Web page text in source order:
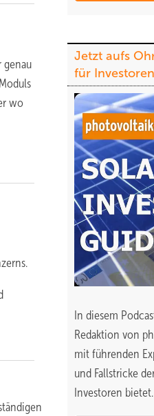
genau
wo
Jetzt aufs
für Investoren
In diesem
Redaktion von
mit führenden
und Fallstricke
Investoren bietet.